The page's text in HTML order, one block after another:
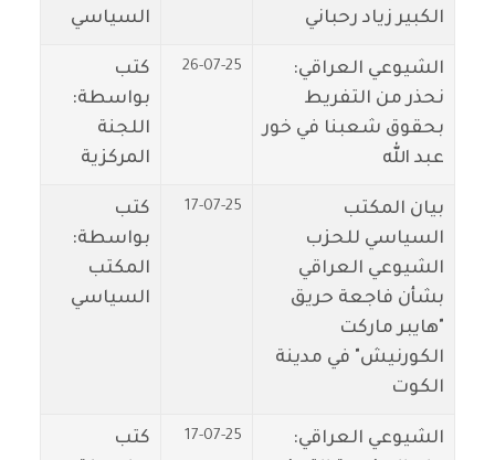
الكبير زياد رحباني
السياسي
الشيوعي العراقي:
نحذر من التفريط
بحقوق شعبنا في خور
عبد الله
26-07-25
كتب
بواسطة:
اللجنة
المركزية
بيان المكتب
السياسي للحزب
الشيوعي العراقي
بشأن فاجعة حريق
"هايبر ماركت
الكورنيش" في مدينة
الكوت
17-07-25
كتب
بواسطة:
المكتب
السياسي
الشيوعي العراقي:
17-07-25
كتب